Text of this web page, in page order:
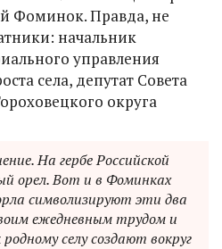
Фоминок. Правда, не
начальник
управления
села, депутат Совета
округа
На гербе Российской
орел. Вот и в Фоминках
символизируют эти два
ежедневным трудом и
селу создают вокруг